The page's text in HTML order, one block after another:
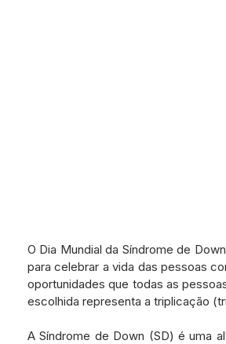
O Dia Mundial da Síndrome de
para celebrar a vida das pessoas
oportunidades que todas as
escolhida representa a triplicação
A Síndrome de Down (SD) é uma